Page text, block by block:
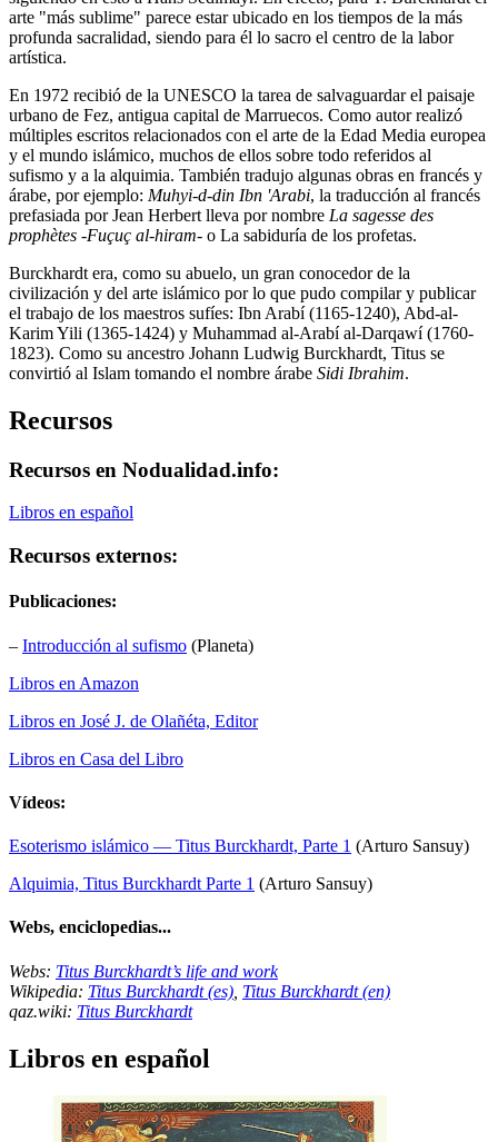
arte "más sublime" parece estar ubicado en los tiempos de la más
profunda sacralidad, siendo para él lo sacro el centro de la labor
artística.
En 1972 recibió de la UNESCO la tarea de salvaguardar el paisaje
urbano de Fez, antigua capital de Marruecos. Como autor realizó
múltiples escritos relacionados con el arte de la Edad Media europea
y el mundo islámico, muchos de ellos sobre todo referidos al
sufismo y a la alquimia. También tradujo algunas obras en francés y
árabe, por ejemplo: Muhyi-d-din Ibn 'Arabi, la traducción al francés
prefasiada por Jean Herbert lleva por nombre La sagesse des
prophètes -Fuçuç al-hiram- o La sabiduría de los profetas.
Burckhardt era, como su abuelo, un gran conocedor de la
civilización y del arte islámico por lo que pudo compilar y publicar
el trabajo de los maestros sufíes: Ibn Arabí (1165-1240), Abd-al-
Karim Yili (1365-1424) y Muhammad al-Arabí al-Darqawí (1760-
1823). Como su ancestro Johann Ludwig Burckhardt, Titus se
convirtió al Islam tomando el nombre árabe Sidi Ibrahim.
Recursos
Recursos en Nodualidad.info:
Libros en español
Recursos externos:
Publicaciones:
– Introducción al sufismo (Planeta)
Libros en Amazon
Libros en José J. de Olañéta, Editor
Libros en Casa del Libro
Vídeos:
Esoterismo islámico — Titus Burckhardt, Parte 1 (Arturo Sansuy)
Alquimia, Titus Burckhardt Parte 1 (Arturo Sansuy)
Webs, enciclopedias...
Webs: Titus Burckhardt’s life and work
Wikipedia: Titus Burckhardt (es) Titus Burckhardt (en)
qaz.wiki: Titus Burckhardt
Libros en español